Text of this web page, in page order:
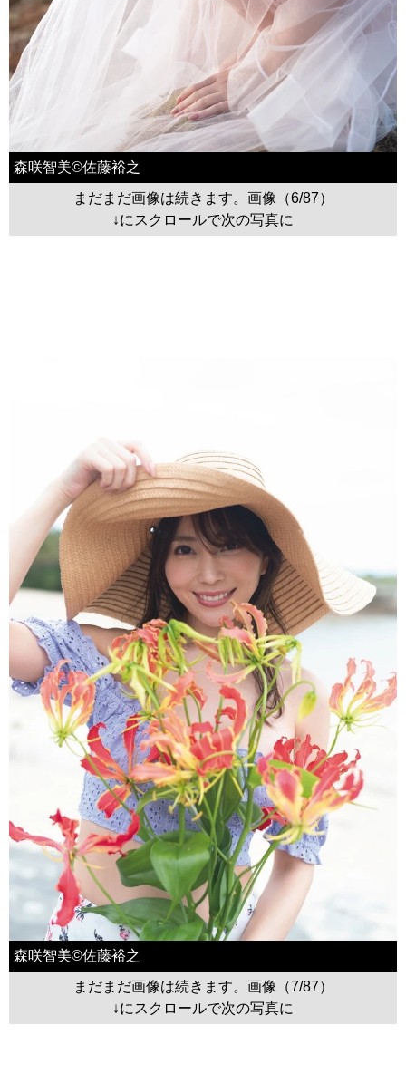
森咲智美©佐藤裕之
まだまだ画像は続きます。画像（6/87）
↓にスクロールで次の写真に
森咲智美©佐藤裕之
まだまだ画像は続きます。画像（7/87）
↓にスクロールで次の写真に